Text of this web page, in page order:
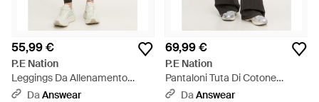
55,99 €
P.E Nation
Leggings Da Allenamento
Recalibrate - Nero
DaAnswear
69,99 €
P.E Nation
Pantaloni Tuta Di Cotone
Adventure - Nero
DaAnswear